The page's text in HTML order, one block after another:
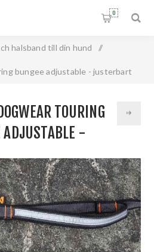
0
halsband till din hund /
bungee adjustable - justerbart
TOURING
ADJUSTABLE -
EXPANDERKOPPEL